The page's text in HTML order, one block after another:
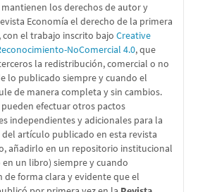
los derechos de autor y
Economía el derecho de la primera
con el trabajo inscrito bajo Creative
NoComercial 4.0, que
la redistribución, comercial o no
lo publicado siempre y cuando el
de manera completa y sin cambios.
efectuar otros pactos
independientes y adicionales para la
artículo publicado en esta revista
añadirlo en un repositorio institucional
un libro) siempre y cuando
de forma clara y evidente que el